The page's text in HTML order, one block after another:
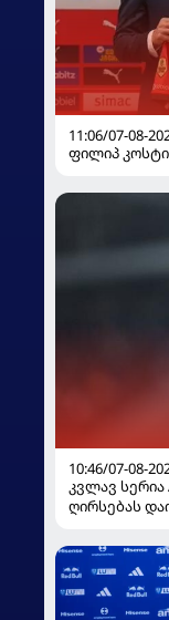
11:06/07-08-
ფილიპ
10:46/07-08-
კვლავ
ღირსებას